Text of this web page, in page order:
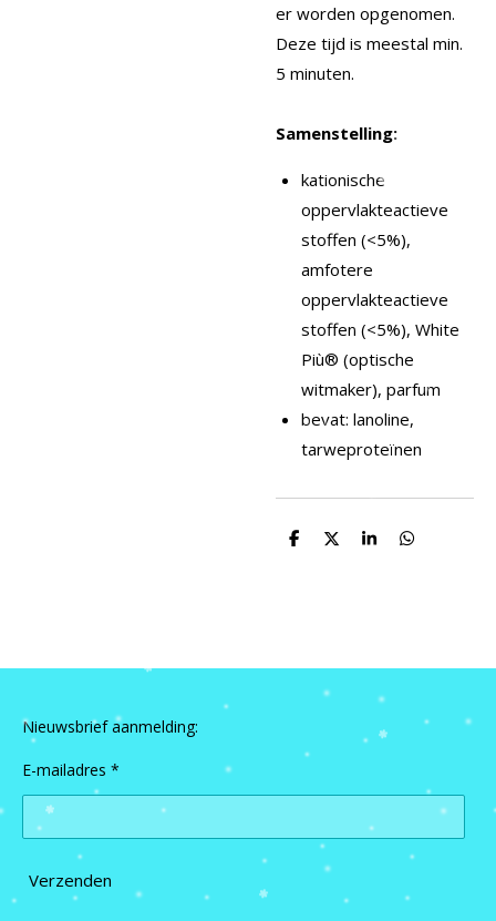
er worden opgenomen.
Deze tijd is meestal min.
5 minuten.
Samenstelling:
kationische
oppervlakteactieve
stoffen (<5%),
amfotere
oppervlakteactieve
stoffen (<5%), White
Più® (optische
witmaker), parfum
bevat: lanoline,
tarweproteïnen
D
D
S
D
Nieuwsbrief aanmelding:
E-mailadres *
Verzenden